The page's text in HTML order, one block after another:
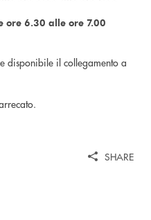
ore 6.30 alle ore 7.00
disponibile il collegamento a
SHARE